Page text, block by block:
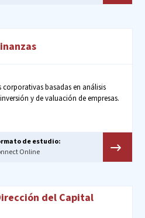
basadas en análisis
y de valuación de empresas.
de estudio:
Online
del Capital